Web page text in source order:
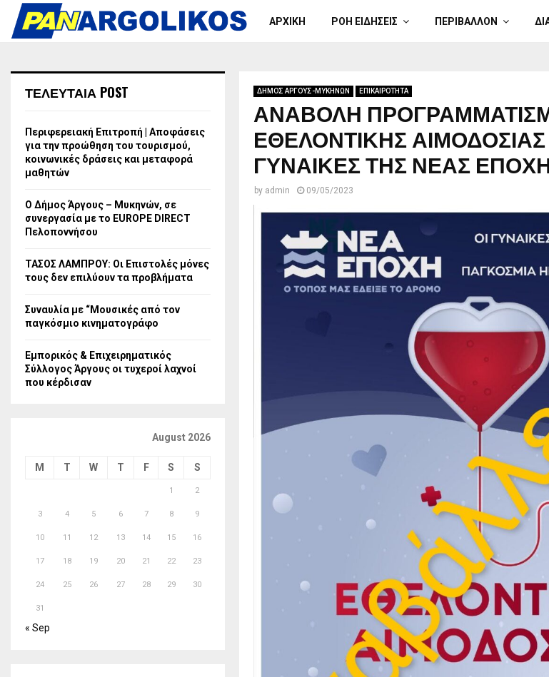
ΑΡΧΙΚΗ ΡΟΗ ΕΙΔΗΣΕΙΣ ΠΕΡΙΒΑΛΛΟΝ
ΔΗΜΟΣ ΑΡΓΟΥΣ-ΜΥΚΗΝΩΝ ΕΠΙΚΑΙΡΟΤΗΤΑ
ΑΝΑΒΟΛΗ
ΕΘΕΛΟΝΤΙΚΗΣ
ΓΥΝΑΙΚΕΣ ΤΗΣ ΝΕΑΣ
by admin 09/05/2023
ΤΕΛΕΥΤΑΙΑ POST
Περιφερειακή Επιτροπή | Αποφάσεις
για την προώθηση του τουρισμού,
κοινωνικές δράσεις και μεταφορά
μαθητών
Ο Δήμος Άργους – Μυκηνών, σε
συνεργασία με το EUROPE DIRECT
Πελοποννήσου
ΤΑΣΟΣ ΛΑΜΠΡΟΥ: Οι Επιστολές μόνες
τους δεν επιλύουν τα προβλήματα
Συναυλία με “Μουσικές από τον
παγκόσμιο κινηματογράφο
Εμπορικός & Επιχειρηματικός
Σύλλογος Άργους οι τυχεροί λαχνοί
που κέρδισαν
August 2026
M T W T F S S
1 2
3 4 5 6 7 8 9
10 11 12 13 14 15 16
17 18 19 20 21 22 23
24 25 26 27 28 29 30
31
« Sep